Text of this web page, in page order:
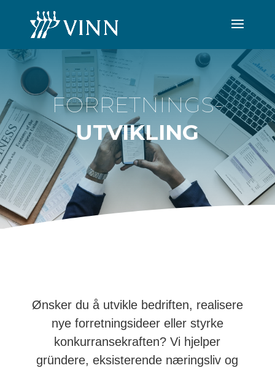
FORRETNINGS-
UTVIKLING
Ønsker du å utvikle bedriften, realisere
nye forretningsideer eller styrke
konkurransekraften? Vi hjelper
gründere, eksisterende næringsliv og